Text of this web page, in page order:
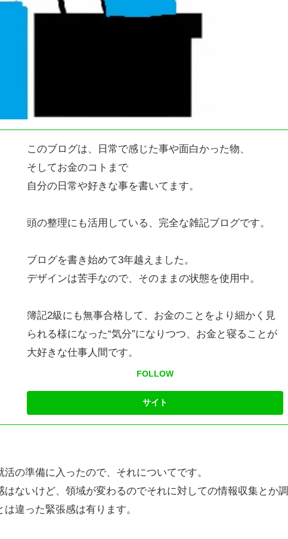
このブログは、日常で感じた事や面白かった物、
そしてお金のコトまで
自分の日常や好きな事を書いてます。
頭の整理にも活用している、完全な雑記ブログです。
ブログを書き始めて3年越えました。
デザインは苦手なので、そのままの状態を使用中。
簿記2級にも無事合格して、お金のことをより細かく見
られる様になった“気分”になりつつ、お金と寝ることが
大好きな仕事人間です。
FOLLOW
の準備に入ったので、それについてです。
ないけど、領域が変わるのでそれに対しての情報収集とか調
違った緊張感は有ります。